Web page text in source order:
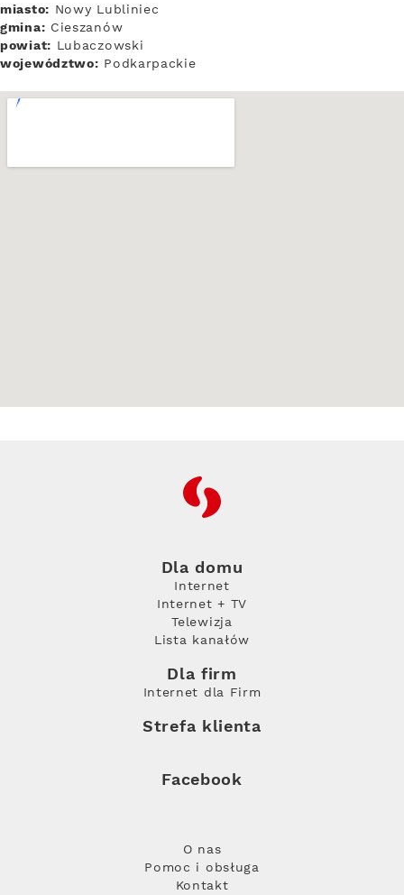
miasto: Nowy Lubliniec
gmina: Cieszanów
powiat: Lubaczowski
województwo: Podkarpackie
RFC
Dla domu
Internet
Internet + TV
Telewizja
Lista kanałów
Dla firm
Internet dla Firm
Strefa klienta
Facebook
O nas
Pomoc i obsługa
Kontakt